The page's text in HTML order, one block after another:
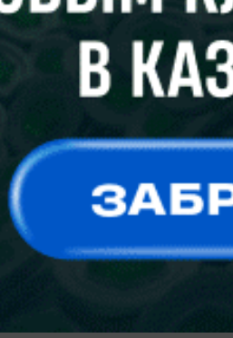
наш сайт вы принимаете
и политику обработки файлов